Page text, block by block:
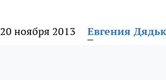
20 ноября 2013 Евгения